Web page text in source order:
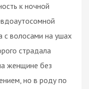
к ночной
волосами на ушах
страдала
женщине без
но в роду по